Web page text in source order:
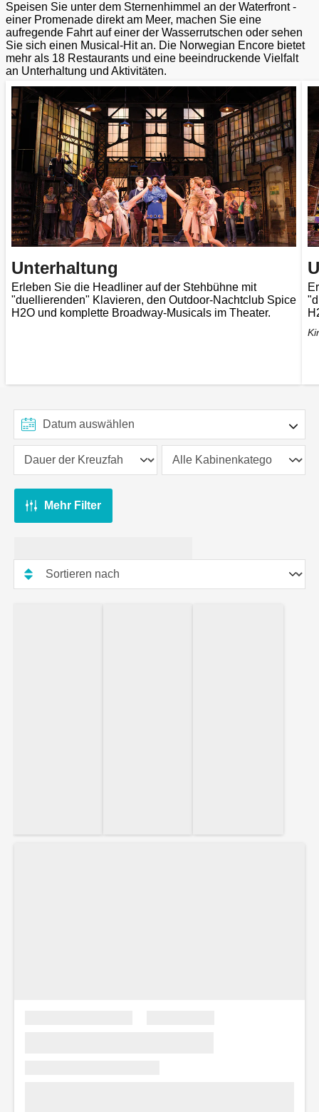
Speisen Sie unter dem Sternenhimmel an der Waterfront -
einer Promenade direkt am Meer, machen Sie eine
aufregende Fahrt auf einer der Wasserrutschen oder sehen
Sie sich einen Musical-Hit an. Die Norwegian Encore bietet
mehr als 18 Restaurants und eine beeindruckende Vielfalt
an Unterhaltung und Aktivitäten.
Unterhaltung
Erleben Sie die Headliner auf der Stehbühne mit
"duellierenden" Klavieren, den Outdoor-Nachtclub Spice
H2O und komplette Broadway-Musicals im Theater.
Mehr Filter